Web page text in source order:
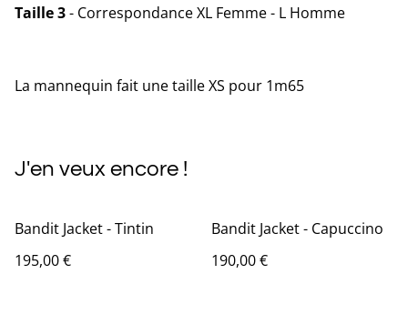
Taille 3- Correspondance XL Femme - L Homme
La mannequin fait une taille XS pour 1m65
J'en veux encore !
Bandit Jacket - Tintin
195,00 €
Bandit Jacket - Capuccino
190,00 €